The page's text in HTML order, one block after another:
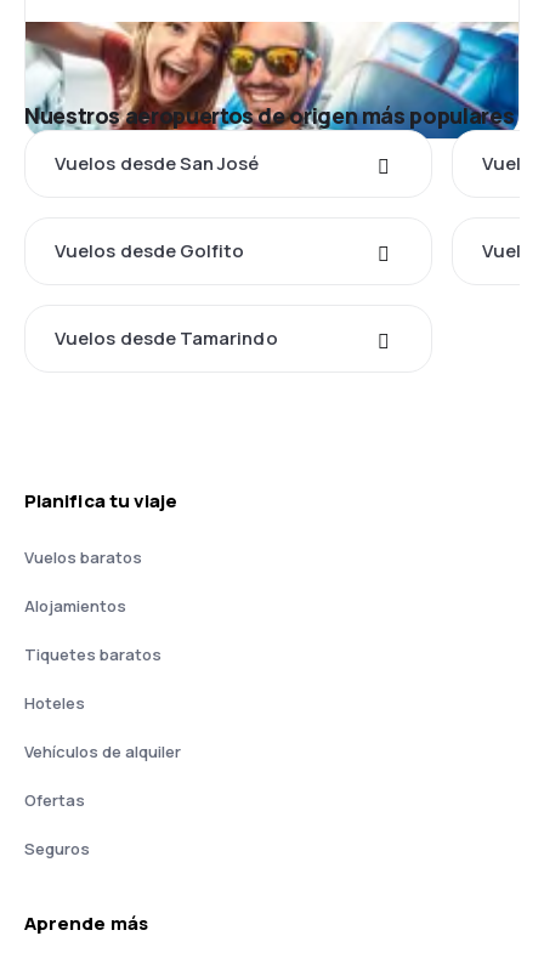
Nuestros aeropuertos de origen más populares
Vuelos desde San José
Vuelos desde Golfito
Vuelos desde Tamarindo
Planifica tu viaje
Vuelos baratos
Alojamientos
Tiquetes baratos
Hoteles
Vehículos de alquiler
Ofertas
Seguros
Aprende más